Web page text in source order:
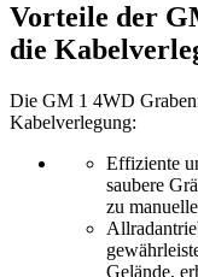
Vorteile der
die
Die GM 1 4WD
Kabelverlegung:
Effiziente
saubere
zu
Gelände,